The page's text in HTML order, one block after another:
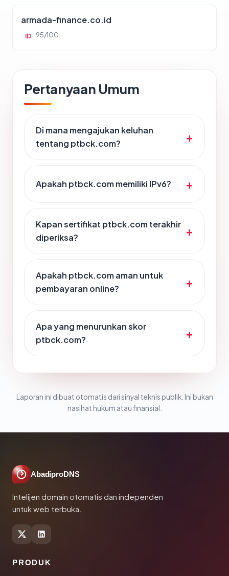
armada-finance.co.id
ID 95/100
Pertanyaan Umum
Di mana mengajukan keluhan
tentang ptbck.com?
Apakah ptbck.com memiliki IPv6?
Kapan sertifikat ptbck.com terakhir
diperiksa?
Apakah ptbck.com aman untuk
pembayaran online?
Apa yang menurunkan skor
ptbck.com?
Laporan ini dibuat otomatis dari sinyal teknis publik. Ini bukan
nasihat hukum atau finansial.
AbadiproDNS
Intelijen domain otomatis dan independen
untuk web terbuka.
PRODUK